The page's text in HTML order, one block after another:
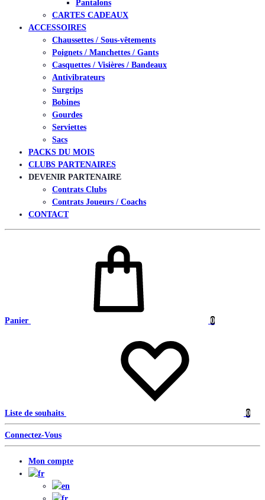
Pantalons
CARTES CADEAUX
ACCESSOIRES
Chaussettes / Sous-vêtements
Poignets / Manchettes / Gants
Casquettes / Visières / Bandeaux
Antivibrateurs
Surgrips
Bobines
Gourdes
Serviettes
Sacs
PACKS DU MOIS
CLUBS PARTENAIRES
DEVENIR PARTENAIRE
Contrats Clubs
Contrats Joueurs / Coachs
CONTACT
Panier 0
Liste de souhaits 0
Connectez-Vous
Mon compte